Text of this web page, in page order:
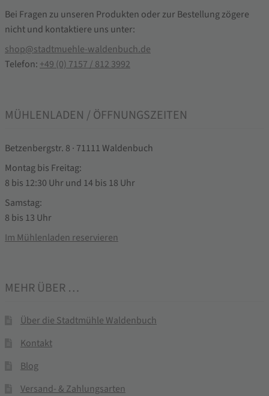
Bei Fragen zu unseren Produkten oder zur Bestellung zögere
nicht und kontaktiere uns unter:
shop@stadtmuehle-waldenbuch.de
Telefon: +49 (0) 7157 / 812 3992
MÜHLENLADEN / ÖFFNUNGSZEITEN
Betzenbergstr. 8 · 71111 Waldenbuch
Montag bis Freitag:
8 bis 12:30 Uhr und 14 bis 18 Uhr
Samstag:
8 bis 13 Uhr
Im Mühlenladen reservieren
MEHR ÜBER …
Über die Stadtmühle Waldenbuch
Kontakt
Blog
Versand- & Zahlungsarten